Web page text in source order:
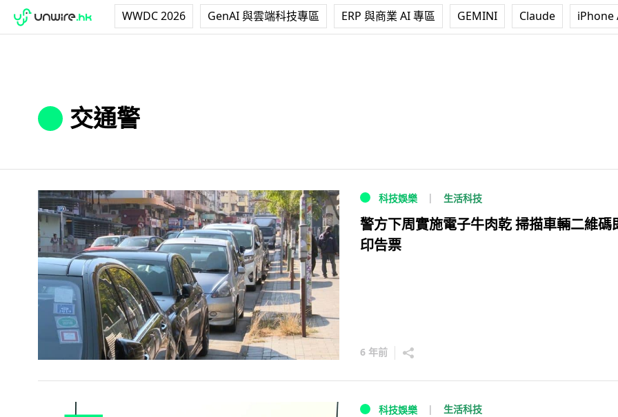
WWDC 2026 GenAI 與雲端科技專區 ERP 與商業 AI 專區 GEMINI Claude iPhone
交通警
科技娛樂 生活科技
警方下周實施電子牛肉乾 掃描車輛二維碼
印告票
6 年前
科技娛樂 生活科技